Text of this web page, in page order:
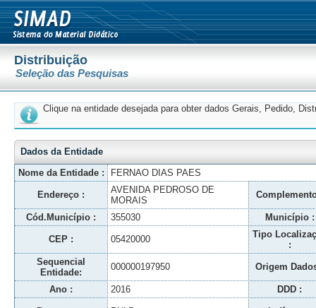
Distribuição
Seleção das Pesquisas
Clique na entidade desejada para obter dados Gerais, Pedido,
Dados da Entidade
Nome da Entidade :
FERNAO DIAS PAES
Endereço :
AVENIDA PEDROSO DE
MORAIS
Cód.Município : 355030 Município :
CEP : 05420000
Tipo
:
Sequencial
Entidade:
000000197950 Origem
Ano : 2016 DDD :